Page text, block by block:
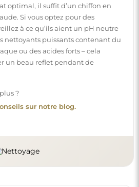
de livraison à domicile, qui vous
colis directement à votre porte.
40 €, nous proposons également
à l’intérieur
, qui permet de livrer
votre maison (pour des
80×120 cm ou un diamètre de
comme l’ouverture de la porte.
et ne payez pas ce service lors de